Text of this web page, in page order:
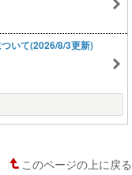
いて(2026/8/3更新)
このページの上に戻る